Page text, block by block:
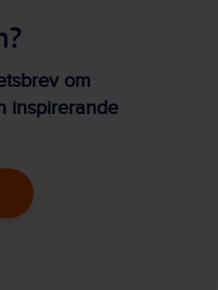
om
inspirerande